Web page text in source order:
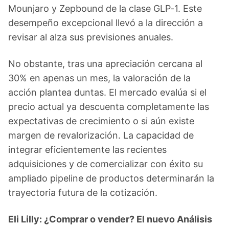
Mounjaro y Zepbound de la clase GLP-1. Este
desempeño excepcional llevó a la dirección a
revisar al alza sus previsiones anuales.
No obstante, tras una apreciación cercana al
30% en apenas un mes, la valoración de la
acción plantea duntas. El mercado evalúa si el
precio actual ya descuenta completamente las
expectativas de crecimiento o si aún existe
margen de revalorización. La capacidad de
integrar eficientemente las recientes
adquisiciones y de comercializar con éxito su
ampliado pipeline de productos determinarán la
trayectoria futura de la cotización.
Eli Lilly: ¿Comprar o vender? El nuevo Análisis